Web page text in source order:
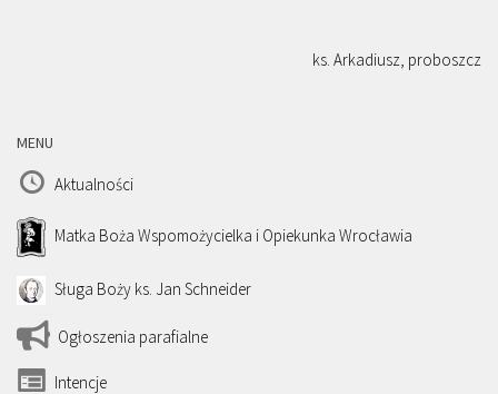
ks. Arkadiusz, proboszcz
MENU
Aktualności
Matka Boża Wspomożycielka i Opiekunka Wrocławia
Sługa Boży ks. Jan Schneider
Ogłoszenia parafialne
Intencje